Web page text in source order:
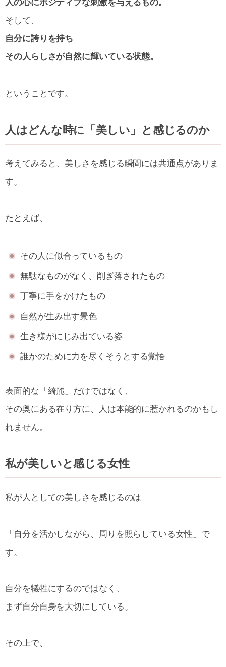
人の心にポジティブな刺激を与えるもの。
そして、
自分に誇りを持ち
その人らしさが自然に輝いている状態。
ということです。
人はどんな時に「美しい」と感じるのか
考えてみると、美しさを感じる瞬間には共通点がありま
す。
たとえば、
その人に似合っているもの
無駄なものがなく、削ぎ落されたもの
丁寧に手をかけたもの
自然が生み出す景色
生き様がにじみ出ている姿
誰かのために力を尽くそうとする覚悟
表面的な「綺麗」だけではなく、
その奥にある在り方に、人は本能的に惹かれるのかもし
れません。
私が美しいと感じる女性
私が人としての美しさを感じるのは
「自分を活かしながら、周りを照らしている女性」で
す。
自分を犠牲にするのではなく、
まず自分自身を大切にしている。
その上で、